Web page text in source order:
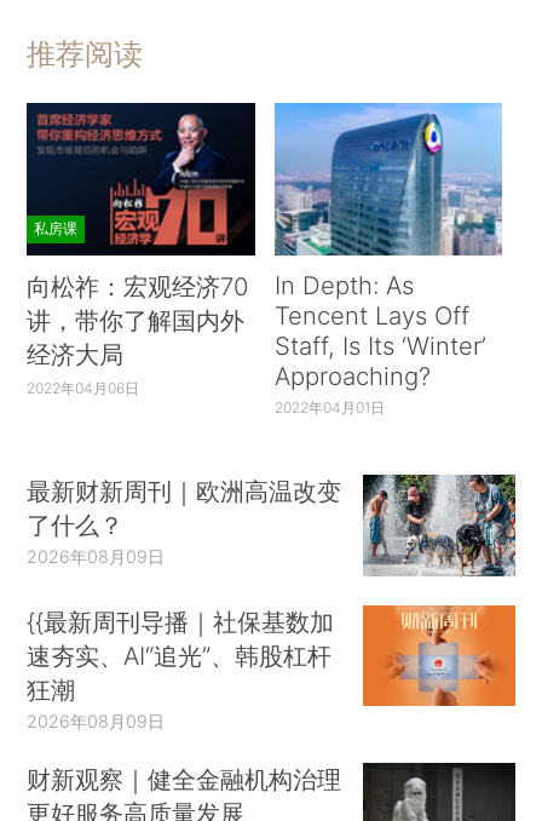
推荐阅读
私房课
向松祚：宏观经济70
讲，带你了解国内外
经济大局
2022年04月06日
In Depth: As
Tencent Lays Off
Staff, Is Its ‘Winter’
Approaching?
2022年04月01日
最新财新周刊｜欧洲高温改变
了什么？
2026年08月09日
{{最新周刊导播｜社保基数加
速夯实、AI“追光”、韩股杠杆
狂潮
2026年08月09日
财新观察｜健全金融机构治理
更好服务高质量发展